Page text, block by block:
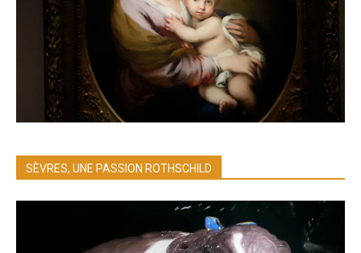
SÈVRES, UNE PASSION ROTHSCHILD